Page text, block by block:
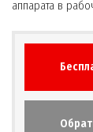
аппарата в